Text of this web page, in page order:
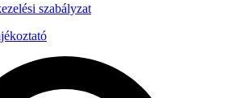
szabályzat